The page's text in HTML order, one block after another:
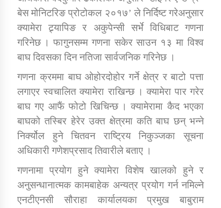
बेस मोनिटरिङ प्रोटोकल २०१७’ ले निर्दिष्ट गरेअनुसार
क्यामेरा ट्र्यापिङ र अकुपेन्सी सर्भे विधिबाट गणना
गरिनेछ । फागुनसम्म गणना सकेर साउन १३ मा विश्व
बाघ दिवसका दिन नतिजा सार्वजनिक गरिनेछ ।
गणना क्रममा बाघ ओहोरदोहोर गर्ने क्षेत्र र बाटो पत्ता
लगाएर स्वचालित क्यामेरा राखिन्छ । क्यामेरा पार गरेर
बाघ गए आफैं फोटो खिचिन्छ । क्यामेरामा कैद भएका
बाघको तस्बिर हेरेर उक्त क्षेत्रमा कति बाघ छन् भन्ने
निर्क्योल हुने चितवन राष्ट्रिय निकुञ्जका सूचना
अधिकारी गणेशप्रसाद तिवारीले बताए ।
गणनामा प्रयोग हुने क्यामेरा विशेष खालको हुने र
अनुसन्धानात्मक कामबाहेक अन्यत्र प्रयोग गर्न नमिल्ने
एनटीएनसी सौराहा कार्यालयका प्रमुख बाबुराम